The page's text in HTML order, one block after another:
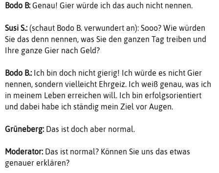
Bodo B: Genau! Gier würde ich das auch nicht nennen.
Susi S.: (schaut Bodo B. verwundert an): Sooo? Wie würden
Sie das denn nennen, was Sie den ganzen Tag treiben und
Ihre ganze Gier nach Geld?
Bodo B.: Ich bin doch nicht gierig! Ich würde es nicht Gier
nennen, sondern vielleicht Ehrgeiz. Ich weiß genau, was ich
in meinem Leben erreichen will. Ich bin erfolgsorientiert
und dabei habe ich ständig mein Ziel vor Augen.
Grüneberg: Das ist doch aber normal.
Moderator: Das ist normal? Können Sie uns das etwas
genauer erklären?